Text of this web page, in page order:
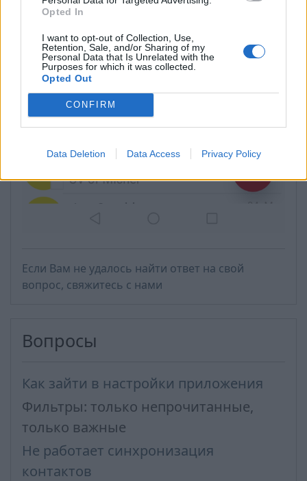
Opted In
I want to opt-out of Collection, Use,
Retention, Sale, and/or Sharing of my
Personal Data that Is Unrelated with the
Purposes for which it was collected.
Opted Out
CONFIRM
Data Deletion Data Access Privacy Policy
Если Вам не удалось найти ответ на свой
вопрос, свяжитесь с нами
Вопросы
Как зайти в настройки приложения
Фильтры: только непрочитанные,
только важные
Не работает синхронизация
контактов